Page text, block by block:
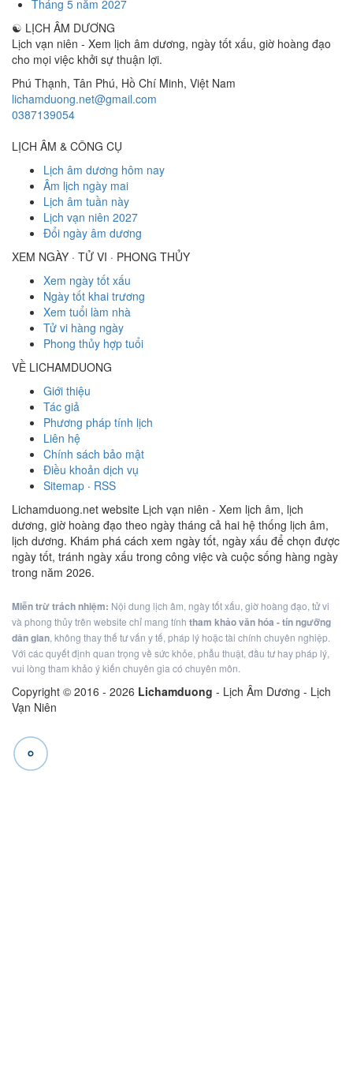
Tháng 5 năm 2027
☯ LỊCH ÂM DƯƠNG
Lịch vạn niên - Xem lịch âm dương, ngày tốt xấu, giờ hoàng đạo
cho mọi việc khởi sự thuận lợi.
Phú Thạnh, Tân Phú, Hồ Chí Minh, Việt Nam
lichamduong.net@gmail.com
0387139054
LỊCH ÂM & CÔNG CỤ
Lịch âm dương hôm nay
Âm lịch ngày mai
Lịch âm tuần này
Lịch vạn niên 2027
Đổi ngày âm dương
XEM NGÀY · TỬ VI · PHONG THỦY
Xem ngày tốt xấu
Ngày tốt khai trương
Xem tuổi làm nhà
Tử vi hàng ngày
Phong thủy hợp tuổi
VỀ LICHAMDUONG
Giới thiệu
Tác giả
Phương pháp tính lịch
Liên hệ
Chính sách bảo mật
Điều khoản dịch vụ
Sitemap · RSS
Lichamduong.net website Lịch vạn niên - Xem lịch âm, lịch
dương, giờ hoàng đạo theo ngày tháng cả hai hệ thống lịch âm,
lịch dương. Khám phá cách xem ngày tốt, ngày xấu để chọn được
ngày tốt, tránh ngày xấu trong công việc và cuộc sống hàng ngày
trong năm 2026.
Miễn trừ trách nhiệm: Nội dung lịch âm, ngày tốt xấu, giờ hoàng đạo, tử vi
và phong thủy trên website chỉ mang tính tham khảo văn hóa - tín ngưỡng
dân gian, không thay thế tư vấn y tế, pháp lý hoặc tài chính chuyên nghiệp.
Với các quyết định quan trọng về sức khỏe, phẫu thuật, đầu tư hay pháp lý,
vui lòng tham khảo ý kiến chuyên gia có chuyên môn.
Copyright © 2016 - 2026 Lichamduong - Lịch Âm Dương - Lịch
Vạn Niên